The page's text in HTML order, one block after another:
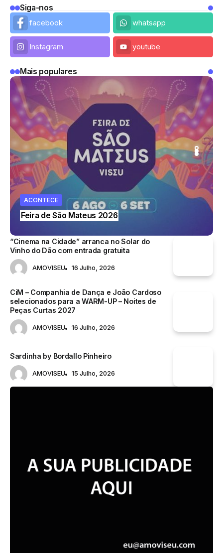
Siga-nos
facebook
whatsapp
Instagram youtube
Mais populares
de São Mateus 2026
GASTRONOMIA
McDonald’s abre novo restaurante
em Viseu
DESPORTO
ACONTECE
“Cinema na Cidade” arranca no Solar do
Vinho do Dão com entrada gratuita
AMOVISEU 16 Julho, 2026
CiM – Companhia de Dança e João Cardoso
selecionados para a WARM-UP – Noites de
Peças Curtas 2027
AMOVISEU 16 Julho, 2026
Sardinha by Bordallo Pinheiro
AMOVISEU 15 Julho, 2026